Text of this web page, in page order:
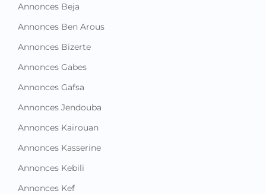
Annonces Beja
Annonces Ben Arous
Annonces Bizerte
Annonces Gabes
Annonces Gafsa
Annonces Jendouba
Annonces Kairouan
Annonces Kasserine
Annonces Kebili
Annonces Kef